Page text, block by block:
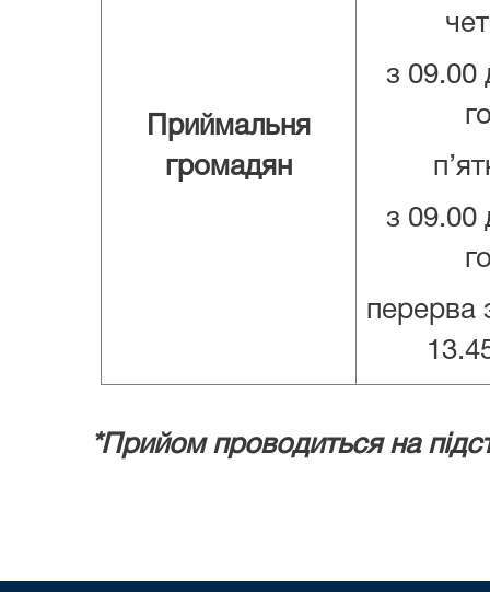
Приймальня
громадян
з 09.00
з 09.00
перерва
*Прийом проводиться на